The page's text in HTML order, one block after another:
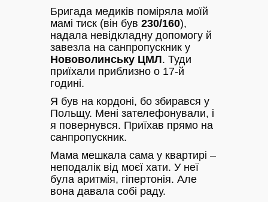
Бригада медиків поміряла моїй
мамі тиск (він був 230/160),
надала невідкладну допомогу й
завезла на санпропускник у
Нововолинську ЦМЛ. Туди
приїхали приблизно о 17-й
годині.
Я був на кордоні, бо збирався у
Польщу. Мені зателефонували, і
я повернувся. Приїхав прямо на
санпропускник.
Мама мешкала сама у квартирі –
неподалік від моєї хати. У неї
була аритмія, гіпертонія. Але
вона давала собі раду.